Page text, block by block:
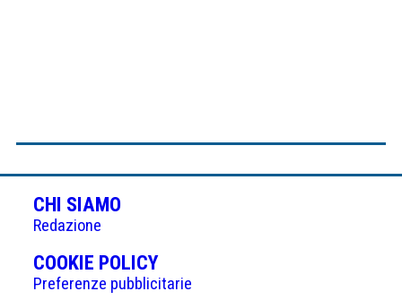
CHI SIAMO
Redazione
COOKIE POLICY(APRE
IN
Preferenze pubblicitarie